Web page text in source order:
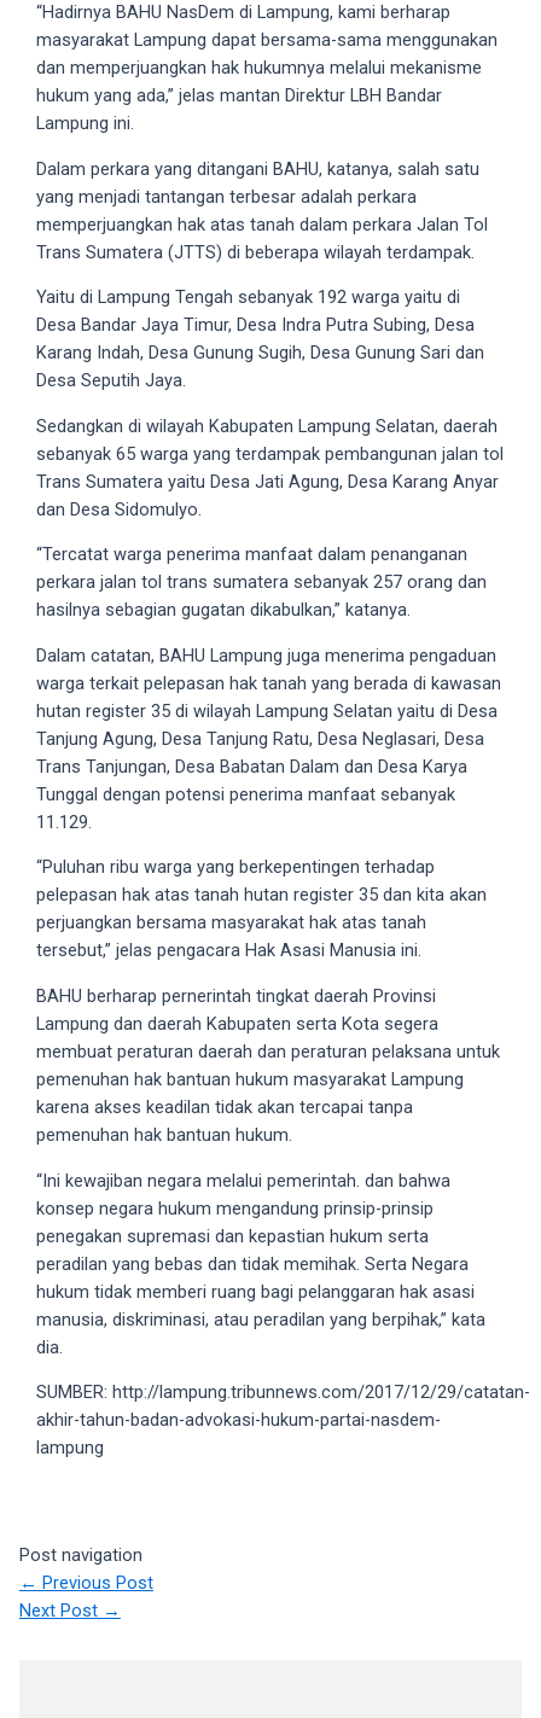
other
websites.
18Tube.tv
you’ll
also
find
exclusive
porn
shot
ourselves.
Surf
each
categorized
sex
sections
and
your
favorite
one:
amateur
porn
videos,
anal,
blonde,
brunette,
You
also
find
gay
and
porn
videos
their
corresponding
sections
website.
Watching
completely
free!
“Hadirnya BAHU NasDem di Lampung, kami berharap
masyarakat Lampung dapat bersama-sama menggunakan
dan memperjuangkan hak hukumnya melalui mekanisme
hukum yang ada,” jelas mantan Direktur LBH Bandar
Lampung ini.
Dalam perkara yang ditangani BAHU, katanya, salah satu
yang menjadi tantangan terbesar adalah perkara
memperjuangkan hak atas tanah dalam perkara Jalan Tol
Trans Sumatera (JTTS) di beberapa wilayah terdampak.
Yaitu di Lampung Tengah sebanyak 192 warga yaitu di
Desa Bandar Jaya Timur, Desa Indra Putra Subing, Desa
Karang Indah, Desa Gunung Sugih, Desa Gunung Sari dan
Desa Seputih Jaya.
Sedangkan di wilayah Kabupaten Lampung Selatan, daerah
sebanyak 65 warga yang terdampak pembangunan jalan tol
Trans Sumatera yaitu Desa Jati Agung, Desa Karang Anyar
dan Desa Sidomulyo.
“Tercatat warga penerima manfaat dalam penanganan
perkara jalan tol trans sumatera sebanyak 257 orang dan
hasilnya sebagian gugatan dikabulkan,” katanya.
Dalam catatan, BAHU Lampung juga menerima pengaduan
warga terkait pelepasan hak tanah yang berada di kawasan
hutan register 35 di wilayah Lampung Selatan yaitu di Desa
Tanjung Agung, Desa Tanjung Ratu, Desa Neglasari, Desa
Trans Tanjungan, Desa Babatan Dalam dan Desa Karya
Tunggal dengan potensi penerima manfaat sebanyak
11.129.
“Puluhan ribu warga yang berkepentingen terhadap
pelepasan hak atas tanah hutan register 35 dan kita akan
perjuangkan bersama masyarakat hak atas tanah
tersebut,” jelas pengacara Hak Asasi Manusia ini.
BAHU berharap pernerintah tingkat daerah Provinsi
Lampung dan daerah Kabupaten serta Kota segera
membuat peraturan daerah dan peraturan pelaksana untuk
pemenuhan hak bantuan hukum masyarakat Lampung
karena akses keadilan tidak akan tercapai tanpa
pemenuhan hak bantuan hukum.
“Ini kewajiban negara melalui pemerintah. dan bahwa
konsep negara hukum mengandung prinsip-prinsip
penegakan supremasi dan kepastian hukum serta
peradilan yang bebas dan tidak memihak. Serta Negara
hukum tidak memberi ruang bagi pelanggaran hak asasi
manusia, diskriminasi, atau peradilan yang berpihak,” kata
dia.
SUMBER: http://lampung.tribunnews.com/2017/12/29/catatan-
akhir-tahun-badan-advokasi-hukum-partai-nasdem-
lampung
Post navigation
← Previous Post
Next Post →